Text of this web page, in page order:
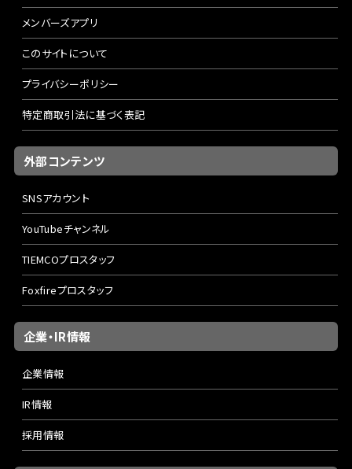
メンバーズアプリ
このサイトについて
プライバシーポリシー
特定商取引法に基づく表記
外部コンテンツ
SNSアカウント
YouTubeチャンネル
TIEMCOプロスタッフ
Foxfireプロスタッフ
企業・IR情報
企業情報
IR情報
採用情報